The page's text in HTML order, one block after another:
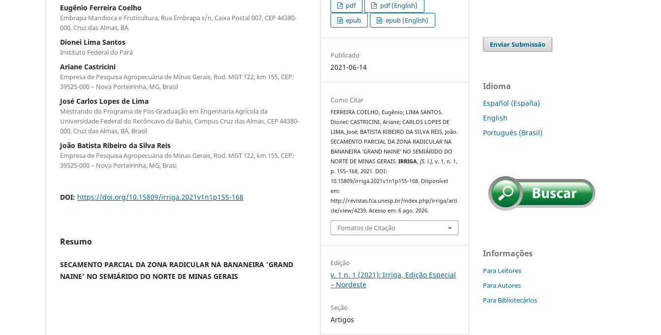
Eugênio Ferreira Coelho
Embrapa Mandioca e Fruticultura, Rua Embrapa s/n, Caixa Postal 007, CEP 44380-
000, Cruz das Almas, BA
Dionei Lima Santos
Instituto Federal do Pará
Ariane Castricini
Empresa de Pesquisa Agropecuária de Minas Gerais, Rod. MGT 122, km 155, CEP:
39525-000 – Nova Porteirinha, MG, Brasil
José Carlos Lopes de Lima
Mestrando do Programa de Pós-Graduação em Engenharia Agrícola da
Universidade Federal do Recôncavo da Bahia, Campus Cruz das Almas, CEP 44380-
000, Cruz das Almas, BA, Brasil
João Batista Ribeiro da Silva Reis
Empresa de Pesquisa Agropecuária de Minas Gerais, Rod. MGT 122, km 155, CEP:
39525-000 – Nova Porteirinha, MG, Brasi
DOI: https://doi.org/10.15809/irriga.2021v1n1p155-168
Resumo
SECAMENTO PARCIAL DA ZONA RADICULAR NA BANANEIRA ‘GRAND
NAINE’ NO SEMIÁRIDO DO NORTE DE MINAS GERAIS
pdf
pdf (English)
epub
epub (English)
Publicado
2021-06-14
Como Citar
FERREIRA COELHO, Eugênio; LIMA SANTOS,
Dionei; CASTRICINI, Ariane; CARLOS LOPES DE
LIMA, José; BATISTA RIBEIRO DA SILVA REIS, João.
SECAMENTO PARCIAL DA ZONA RADICULAR NA
BANANEIRA ‘GRAND NAINE’ NO SEMIÁRIDO DO
NORTE DE MINAS GERAIS.IRRIGA,[S. l.], v. 1, n. 1,
p. 155–168, 2021. DOI:
10.15809/irriga.2021v1n1p155-168. Disponível
em:
http://revistas.fca.unesp.br/index.php/irriga/arti
cle/view/4239. Acesso em: 6 ago. 2026.
Fomatos de Citação
Edição
v. 1 n. 1 (2021): Irriga, Edição Especial
– Nordeste
Seção
Artigos
Enviar Submissão
Idioma
Español (España)
English
Português (Brasil)
Informações
Para Leitores
Para Autores
Para Bibliotecários